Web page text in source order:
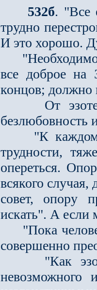
532б. "Все
трудно
И это хорошо.
"Необходимо
все доброе на
концов; должно
От
безлюбовность
"К каждому
трудности,
опереться.
всякого
совет, опору
искать". А если
"Пока
совершенно
"Как
невозможного